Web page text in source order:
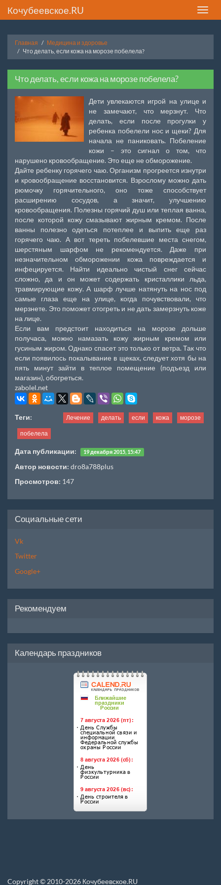
Toggle
Кочубеевское.RU
Главная
Медицина и здоровье
Что делать, если кожа на морозе побелела?
Что делать, если кожа на морозе побелела?
Дети увлекаются игрой на улице и
не замечают, что мерзнут. Что
делать, если после прогулки у
ребенка побелели нос и щеки? Для
начала не паниковать. Побеление
кожи – это сигнал о том, что
нарушено кровообращение. Это еще не обморожение.
Дайте ребенку горячего чаю. Организм прогреется изнутри
и кровообращение восстановится. Взрослому можно дать
рюмочку горячительного, оно тоже способствует
расширению сосудов, а значит, улучшению
кровообращения. Полезны горячий душ или теплая ванна,
после которой кожу смазывают жирным кремом. После
ванны полезно одеться потеплее и выпить еще раз
горячего чаю. А вот тереть побелевшие места снегом,
шерстяным шарфом не рекомендуется. Даже при
незначительном обморожении кожа повреждается и
инфецируется. Найти идеально чистый снег сейчас
сложно, да и он может содержать кристаллики льда,
травмирующие кожу. А шарф лучше натянуть на нос под
самые глаза еще на улице, когда почувствовали, что
мерзнете. Это поможет отогреть и не дать замерзнуть коже
на лице.
Если вам предстоит находиться на морозе дольше
получаса, можно намазать кожу жирным кремом или
гусиным жиром. Однако спасет это только от ветра. Так что
если появилось покалывание в щеках, следует хотя бы на
пять минут зайти в теплое помещение (подъезд или
магазин), обогреться.
zabolel.net
Теги: Лечение делать если кожа морозе
побелела
Дата публикации: 19 декабря 2015, 15:47
Автор новости: dro8a788plus
Просмотров: 147
Социальные сети
Vk
Twitter
Google+
Рекомендуем
Календарь праздников
Copyright © 2010-2026 Кочубеевское.RU